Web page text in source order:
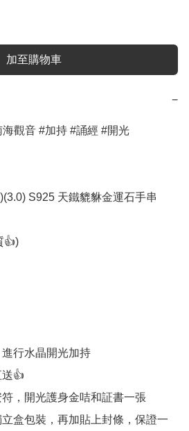
加至購物車
−
觀音 #加持 #誦經 #開光
S925 天鐵貔貅金運石手串
👍)
行水晶開光加持
👍
，開光護身金咭和証書一張
盒包裝，再加貼上封條，保證一